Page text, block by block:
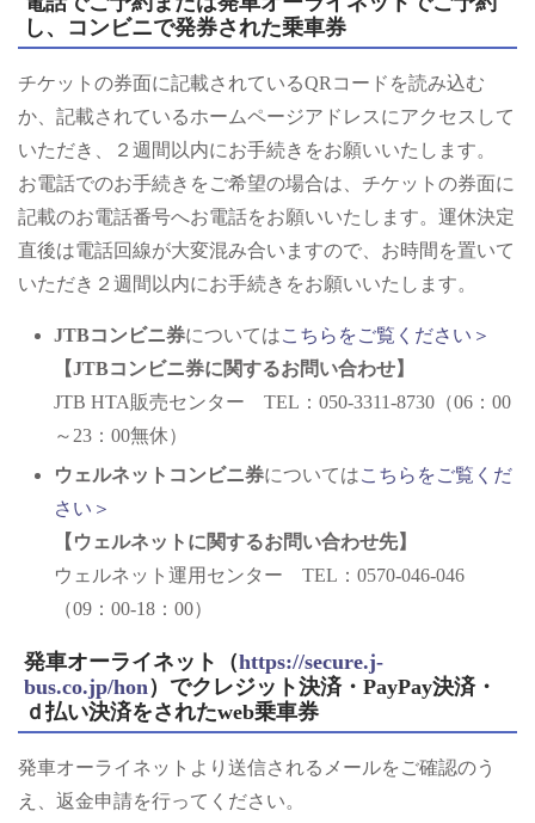
し、コンビニで発券された乗車券
チケットの券面に記載されているQRコードを読み込む
か、記載されているホームページアドレスにアクセスして
いただき、２週間以内にお手続きをお願いいたします。
お電話でのお手続きをご希望の場合は、チケットの券面に
記載のお電話番号へお電話をお願いいたします。運休決定
直後は電話回線が大変混み合いますので、お時間を置いて
いただき２週間以内にお手続きをお願いいたします。
JTBコンビニ券についてはこちらをご覧ください＞
【JTBコンビニ券に関するお問い合わせ】
JTB HTA販売センター TEL：050-3311-8730（06：00
～23：00無休）
ウェルネットコンビニ券についてはこちらをご覧くだ
さい＞
【ウェルネットに関するお問い合わせ先】
ウェルネット運用センター TEL：0570-046-046
（09：00-18：00）
発車オーライネット（https://secure.j-
bus.co.jp/hon）でクレジット決済・PayPay決済・
ｄ払い決済をされたweb乗車券
発車オーライネットより送信されるメールをご確認のう
え、返金申請を行ってください。